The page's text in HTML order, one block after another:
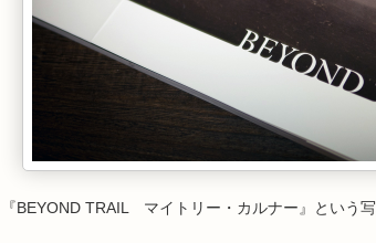
『BEYOND TRAIL マイトリー・カルナー』という写